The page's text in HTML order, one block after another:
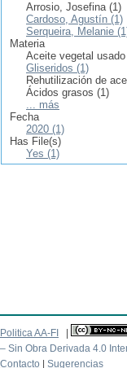
Arrosio, Josefina (1)
Cardoso, Agustín (1)
Serqueira, Melanie
Materia
Aceite vegetal
Gliseridos (1)
Rehutilización de
Ácidos grasos (1)
... más
Fecha
2020 (1)
Has File(s)
Yes (1)
Politica AA-FI
– Sin Obra Derivada 4.0
Contacto
Sugerencias